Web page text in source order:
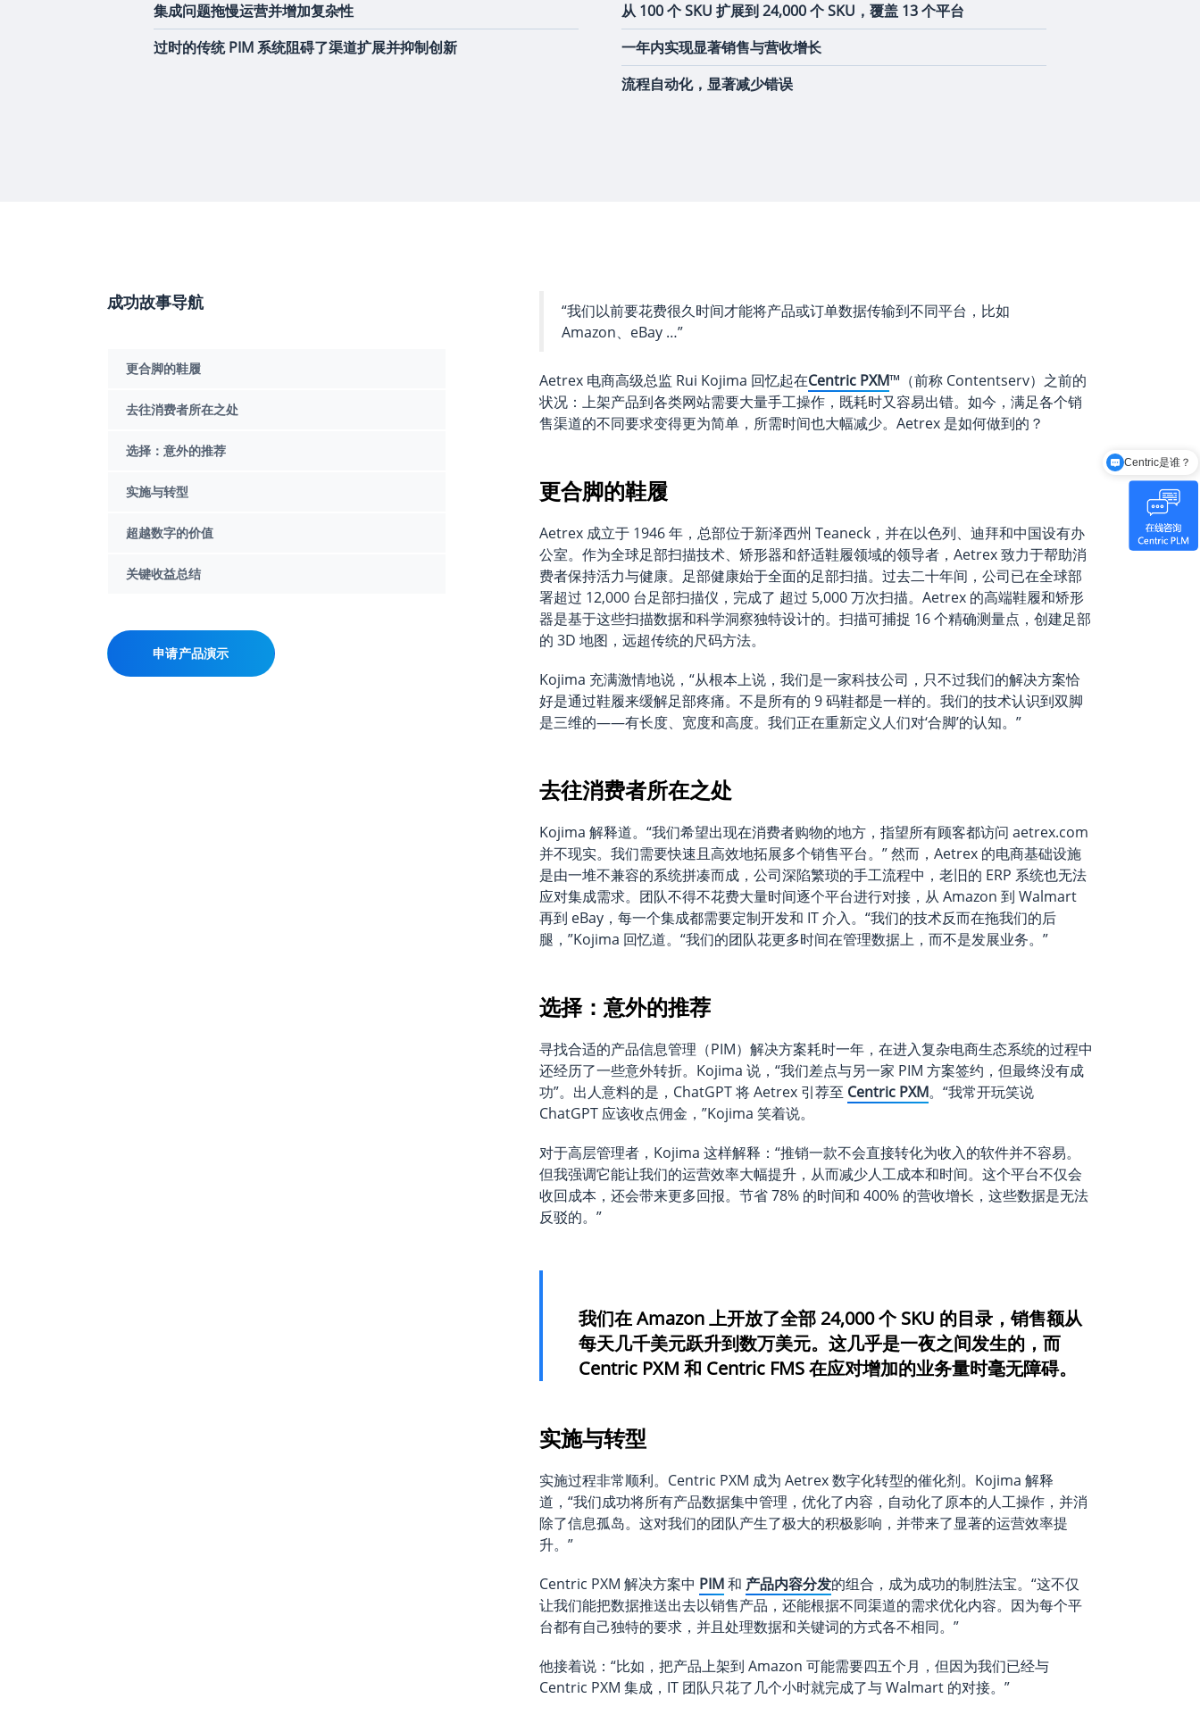
集成问题拖慢运营并增加复杂性
过时的传统 PIM 系统阻碍了渠道扩展并抑制创新
从 100 个 SKU 扩展到 24,000 个 SKU，覆盖 13 个平台
一年内实现显著销售与营收增长
流程自动化，显著减少错误
成功故事导航
更合脚的鞋履
去往消费者所在之处
选择：意外的推荐
实施与转型
超越数字的价值
关键收益总结
申请产品演示
“我们以前要花费很久时间才能将产品或订单数据传输到不同平台，比如
Amazon、eBay …”
Aetrex 电商高级总监 Rui Kojima 回忆起在Centric PXM™（前称 Contentserv）之前的
状况：上架产品到各类网站需要大量手工操作，既耗时又容易出错。如今，满足各个销
售渠道的不同要求变得更为简单，所需时间也大幅减少。Aetrex 是如何做到的？
更合脚的鞋履
Aetrex 成立于 1946 年，总部位于新泽西州 Teaneck，并在以色列、迪拜和中国设有办
公室。作为全球足部扫描技术、矫形器和舒适鞋履领域的领导者，Aetrex 致力于帮助消
费者保持活力与健康。足部健康始于全面的足部扫描。过去二十年间，公司已在全球部
署超过 12,000 台足部扫描仪，完成了 超过 5,000 万次扫描。Aetrex 的高端鞋履和矫形
器是基于这些扫描数据和科学洞察独特设计的。扫描可捕捉 16 个精确测量点，创建足部
的 3D 地图，远超传统的尺码方法。
Kojima 充满激情地说，“从根本上说，我们是一家科技公司，只不过我们的解决方案恰
好是通过鞋履来缓解足部疼痛。不是所有的 9 码鞋都是一样的。我们的技术认识到双脚
是三维的——有长度、宽度和高度。我们正在重新定义人们对‘合脚’的认知。”
去往消费者所在之处
Kojima 解释道。“我们希望出现在消费者购物的地方，指望所有顾客都访问 aetrex.com
并不现实。我们需要快速且高效地拓展多个销售平台。” 然而，Aetrex 的电商基础设施
是由一堆不兼容的系统拼凑而成，公司深陷繁琐的手工流程中，老旧的 ERP 系统也无法
应对集成需求。团队不得不花费大量时间逐个平台进行对接，从 Amazon 到 Walmart
再到 eBay，每一个集成都需要定制开发和 IT 介入。“我们的技术反而在拖我们的后
腿，”Kojima 回忆道。“我们的团队花更多时间在管理数据上，而不是发展业务。”
选择：意外的推荐
寻找合适的产品信息管理（PIM）解决方案耗时一年，在进入复杂电商生态系统的过程中
还经历了一些意外转折。Kojima 说，“我们差点与另一家 PIM 方案签约，但最终没有成
功”。出人意料的是，ChatGPT 将 Aetrex 引荐至 Centric PXM。“我常开玩笑说
ChatGPT 应该收点佣金，”Kojima 笑着说。
对于高层管理者，Kojima 这样解释：“推销一款不会直接转化为收入的软件并不容易。
但我强调它能让我们的运营效率大幅提升，从而减少人工成本和时间。这个平台不仅会
收回成本，还会带来更多回报。节省 78% 的时间和 400% 的营收增长，这些数据是无法
反驳的。”
我们在 Amazon 上开放了全部 24,000 个 SKU 的目录，销售额从
每天几千美元跃升到数万美元。这几乎是一夜之间发生的，而
Centric PXM 和 Centric FMS 在应对增加的业务量时毫无障碍。
实施与转型
实施过程非常顺利。Centric PXM 成为 Aetrex 数字化转型的催化剂。Kojima 解释
道，“我们成功将所有产品数据集中管理，优化了内容，自动化了原本的人工操作，并消
除了信息孤岛。这对我们的团队产生了极大的积极影响，并带来了显著的运营效率提
升。”
Centric PXM 解决方案中 PIM和 产品内容分发的组合，成为成功的制胜法宝。“这不仅
让我们能把数据推送出去以销售产品，还能根据不同渠道的需求优化内容。因为每个平
台都有自己独特的要求，并且处理数据和关键词的方式各不相同。”
他接着说：“比如，把产品上架到 Amazon 可能需要四五个月，但因为我们已经与
Centric PXM 集成，IT 团队只花了几个小时就完成了与 Walmart 的对接。”
Centric是谁？